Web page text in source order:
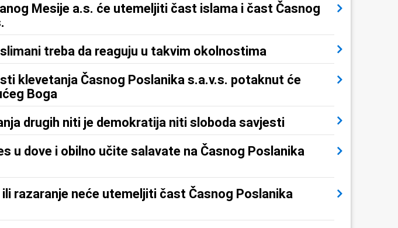
Mesije a.s. će utemeljiti čast islama i čast Časnog
treba da reaguju u takvim okolnostima
klevetanja Časnog Poslanika s.a.v.s. potaknut će
Boga
drugih niti je demokratija niti sloboda savjesti
u dove i obilno učite salavate na Časnog Poslanika
razaranje neće utemeljiti čast Časnog Poslanika